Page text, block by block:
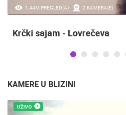
20.97K PREGLED(A) 2 KAMERA(E)
Sinjska alka
KAMERE U BLIZINI
UŽIVO